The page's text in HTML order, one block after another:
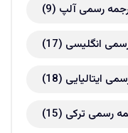
رسمی آلپ (9)
انگلیسی (17)
ایتالیایی (18)
رسمی ترکی (15)